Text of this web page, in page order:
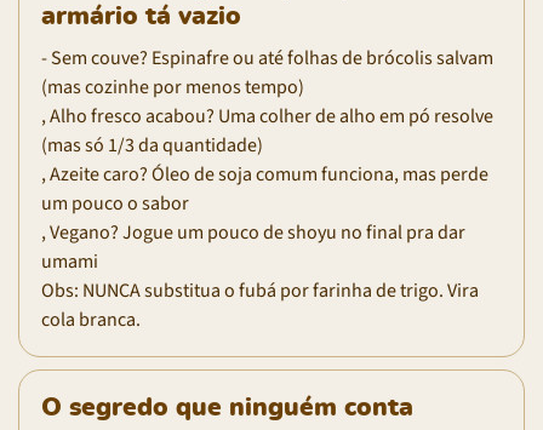
armário tá vazio
- Sem couve? Espinafre ou até folhas de brócolis salvam
(mas cozinhe por menos tempo)
, Alho fresco acabou? Uma colher de alho em pó resolve
(mas só 1/3 da quantidade)
, Azeite caro? Óleo de soja comum funciona, mas perde
um pouco o sabor
, Vegano? Jogue um pouco de shoyu no final pra dar
umami
Obs: NUNCA substitua o fubá por farinha de trigo. Vira
cola branca.
O segredo que ninguém conta